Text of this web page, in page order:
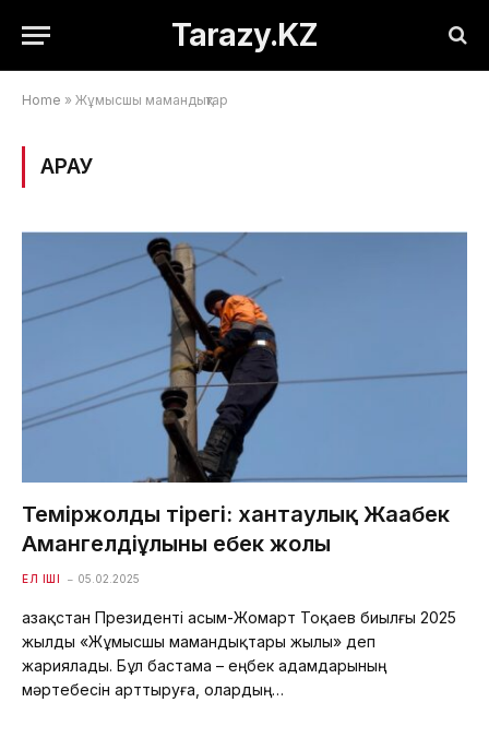
Tarazy.KZ
Home » Жұмысшы мамандықтар
ҚАРАУ
Теміржолдың тірегі: хантаулық Жаңабек
Амангелдіұлының еңбек жолы
ЕЛ ІШІ 05.02.2025
Қазақстан Президенті Қасым-Жомарт Тоқаев биылғы 2025
жылды «Жұмысшы мамандықтары жылы» деп
жариялады. Бұл бастама – еңбек адамдарының
мәртебесін арттыруға, олардың…